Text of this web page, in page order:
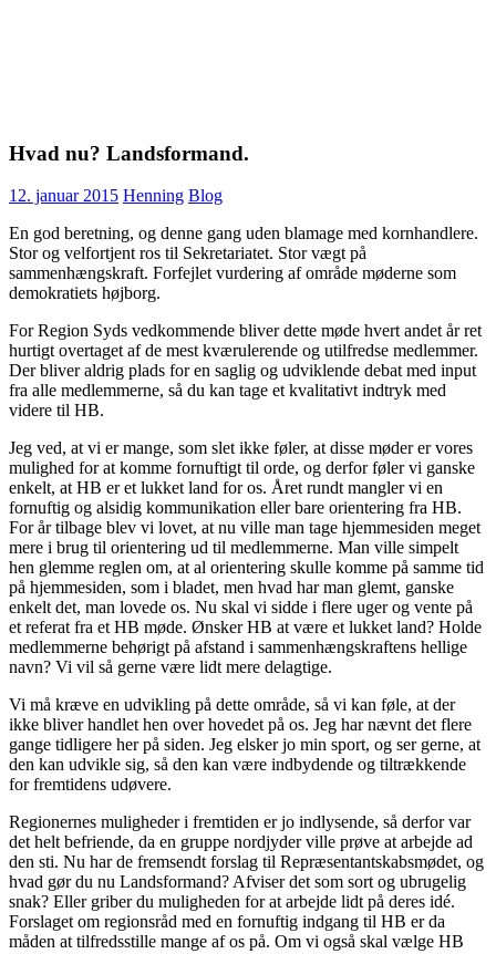
Hvad nu? Landsformand.
12. januar 2015 Henning Blog
En god beretning, og denne gang uden blamage med kornhandlere.
Stor og velfortjent ros til Sekretariatet. Stor vægt på
sammenhængskraft. Forfejlet vurdering af område møderne som
demokratiets højborg.
For Region Syds vedkommende bliver dette møde hvert andet år ret
hurtigt overtaget af de mest kværulerende og utilfredse medlemmer.
Der bliver aldrig plads for en saglig og udviklende debat med input
fra alle medlemmerne, så du kan tage et kvalitativt indtryk med
videre til HB.
Jeg ved, at vi er mange, som slet ikke føler, at disse møder er vores
mulighed for at komme fornuftigt til orde, og derfor føler vi ganske
enkelt, at HB er et lukket land for os. Året rundt mangler vi en
fornuftig og alsidig kommunikation eller bare orientering fra HB.
For år tilbage blev vi lovet, at nu ville man tage hjemmesiden meget
mere i brug til orientering ud til medlemmerne. Man ville simpelt
hen glemme reglen om, at al orientering skulle komme på samme tid
på hjemmesiden, som i bladet, men hvad har man glemt, ganske
enkelt det, man lovede os. Nu skal vi sidde i flere uger og vente på
et referat fra et HB møde. Ønsker HB at være et lukket land? Holde
medlemmerne behørigt på afstand i sammenhængskraftens hellige
navn? Vi vil så gerne være lidt mere delagtige.
Vi må kræve en udvikling på dette område, så vi kan føle, at der
ikke bliver handlet hen over hovedet på os. Jeg har nævnt det flere
gange tidligere her på siden. Jeg elsker jo min sport, og ser gerne, at
den kan udvikle sig, så den kan være indbydende og tiltrækkende
for fremtidens udøvere.
Regionernes muligheder i fremtiden er jo indlysende, så derfor var
det helt befriende, da en gruppe nordjyder ville prøve at arbejde ad
den sti. Nu har de fremsendt forslag til Repræsentantskabsmødet, og
hvad gør du nu Landsformand? Afviser det som sort og ubrugelig
snak? Eller griber du muligheden for at arbejde lidt på deres idé.
Forslaget om regionsråd med en fornuftig indgang til HB er da
måden at tilfredsstille mange af os på. Om vi også skal vælge HB